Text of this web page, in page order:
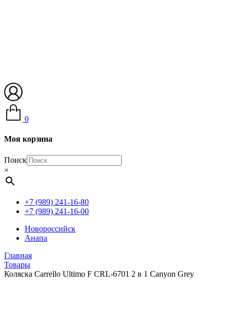
0
Моя корзина
Поиск
×
+7 (989) 241-16-80
+7 (989) 241-16-00
Новороссийск
Анапа
Главная
Товары
Коляска Carrello Ultimo F CRL-6701 2 в 1 Canyon Grey